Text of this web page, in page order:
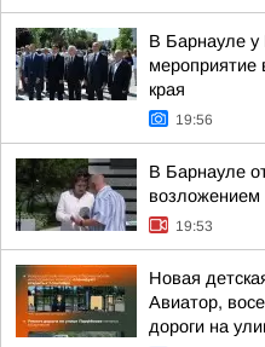
В Барнауле у
мероприятие
края
19:56
В Барнауле
возложением
19:53
Новая
Авиатор,
дороги на